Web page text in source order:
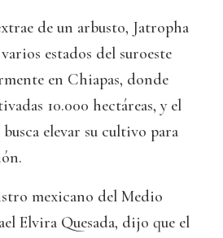
de un arbusto, Jatropha
estados del suroeste
en Chiapas, donde
10.000 hectáreas, y el
elevar su cultivo para
mexicano del Medio
Elvira Quesada, dijo que el